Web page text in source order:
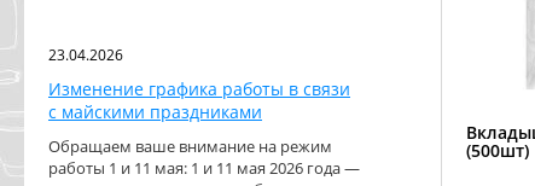
23.04.2026
Изменение графика работы в связи
с майскими праздниками
Обращаем ваше внимание на режим
работы 1 и 11 мая: 1 и 11 мая 2026 года —
(500шт)